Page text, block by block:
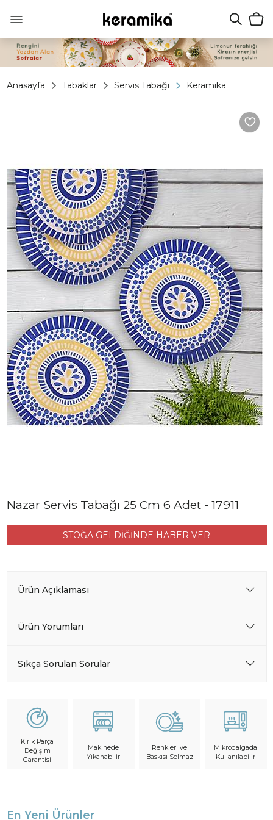
Anasayfa Tabaklar Servis Tabağı Keramika
Nazar Servis Tabağı 25 Cm 6 Adet - 17911
STOĞA GELDİĞİNDE HABER VER
Ürün Açıklaması
Ürün Yorumları
Sıkça Sorulan Sorular
Kırık Parça
Değişim
Garantisi
Makinede
Yıkanabilir
Renkleri ve
Baskısı Solmaz
Mikrodalgada
Kullanılabilir
En Yeni Ürünler